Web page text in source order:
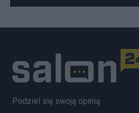
Podziel się swoją opinią